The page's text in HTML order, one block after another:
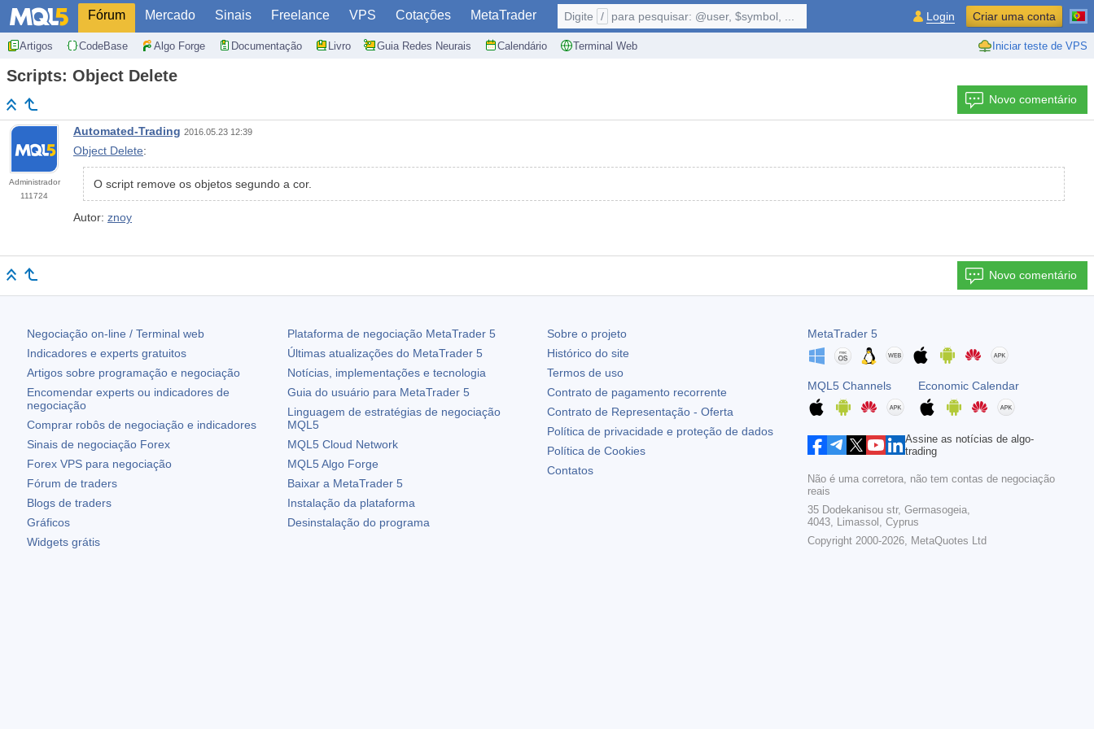
Fórum Mercado Sinais Freelance VPS Cotações MetaTrader
Artigos CodeBase Algo Forge Documentação Livro Guia Redes Neurais Calendário Terminal Web Iniciar teste de VPS
Digite / para pesquisar: @user, $symbol, ... Login Criar uma conta
Scripts: Object Delete
Novo comentário
Administrador
111724
Automated-Trading 2016.05.23 12:39
Object Delete:
O script remove os objetos segundo a cor.
Autor: znoy
Novo comentário
Negociação on-line / Terminal web
Indicadores e experts gratuitos
Artigos sobre programação e negociação
Encomendar experts ou indicadores de
negociação
Comprar robôs de negociação e indicadores
Sinais de negociação Forex
Forex VPS para negociação
Fórum de traders
Blogs de traders
Gráficos
Widgets grátis
Plataforma de negociação MetaTrader 5
Últimas atualizações do MetaTrader 5
Notícias, implementações e tecnologia
Guia do usuário para MetaTrader 5
Linguagem de estratégias de negociação
MQL5
MQL5 Cloud Network
MQL5 Algo Forge
Baixar a MetaTrader 5
Instalação da plataforma
Desinstalação do programa
Sobre o projeto
Histórico do site
Termos de uso
Contrato de pagamento recorrente
Contrato de Representação - Oferta
Política de privacidade e proteção de dados
Política de Cookies
Contatos
MetaTrader 5
MQL5 Channels Economic Calendar
Assine as notícias de algo-
trading
Não é uma corretora, não tem contas de negociação
reais
35 Dodekanisou str, Germasogeia,
4043, Limassol, Cyprus
Copyright 2000-2026, MetaQuotes Ltd